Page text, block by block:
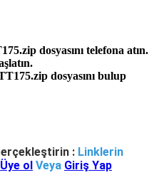
dosyasını telefona atın.
dosyasını bulup
: Linklerin
Üye ol Veya Giriş Yap